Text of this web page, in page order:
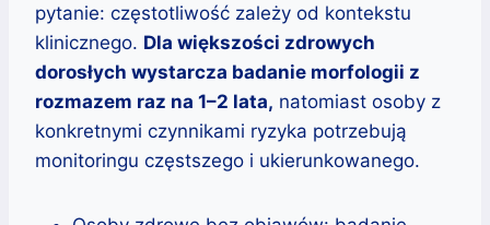
pytanie: częstotliwość zależy od kontekstu
klinicznego. Dla większości zdrowych
dorosłych wystarcza badanie morfologii z
rozmazem raz na 1–2 lata, natomiast osoby z
konkretnymi czynnikami ryzyka potrzebują
monitoringu częstszego i ukierunkowanego.